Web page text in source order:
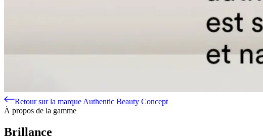
Retour sur la marque Authentic Beauty Concept
À propos de la gamme
Brillance